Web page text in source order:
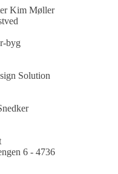
Kim Møller
byg
Solution
6 - 4736